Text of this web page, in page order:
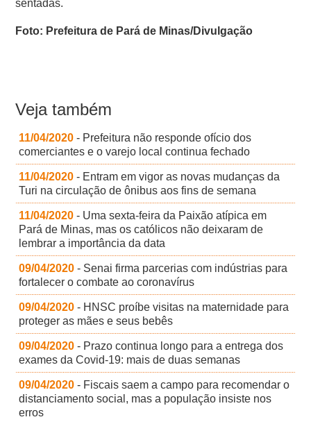
sentadas.
Foto: Prefeitura de Pará de Minas/Divulgação
Veja também
11/04/2020 - Prefeitura não responde ofício dos
comerciantes e o varejo local continua fechado
11/04/2020 - Entram em vigor as novas mudanças da
Turi na circulação de ônibus aos fins de semana
11/04/2020 - Uma sexta-feira da Paixão atípica em
Pará de Minas, mas os católicos não deixaram de
lembrar a importância da data
09/04/2020 - Senai firma parcerias com indústrias para
fortalecer o combate ao coronavírus
09/04/2020 - HNSC proíbe visitas na maternidade para
proteger as mães e seus bebês
09/04/2020 - Prazo continua longo para a entrega dos
exames da Covid-19: mais de duas semanas
09/04/2020 - Fiscais saem a campo para recomendar o
distanciamento social, mas a população insiste nos
erros